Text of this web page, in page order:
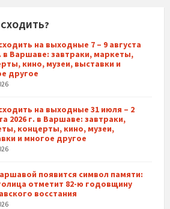
на выходные 7 – 9 августа
в Варшаве: завтраки, маркеты,
кино, музеи, выставки и
другое
на выходные 31 июля – 2
2026 г. в Варшаве: завтраки,
концерты, кино, музеи,
и многое другое
появится символ памяти:
отметит 82-ю годовщину
восстания